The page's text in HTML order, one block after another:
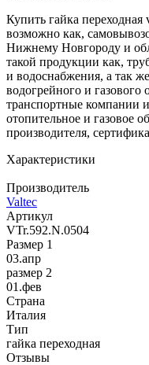
Купить гайка
возможно как,
Нижнему Новгороду и
такой продукции как,
и водоснабжения, а так
водогрейного и газового
транспортные компании
отопительное и газовое
производителя,
Характеристики
Производитель
Valtec
Артикул
VTr.592.N.0504
Размер 1
03.апр
размер 2
01.фев
Страна
Италия
Тип
гайка переходная
Отзывы